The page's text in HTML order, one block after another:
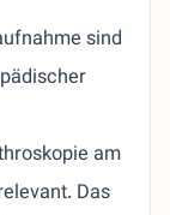
sind
am
Das